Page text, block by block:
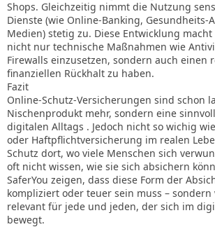
Shops. Gleichzeitig nimmt die Nutzung
Dienste (wie Online-Banking, Gesundheits-
Medien) stetig zu. Diese Entwicklung
nicht nur technische Maßnahmen wie
Firewalls einzusetzen, sondern auch einen
finanziellen Rückhalt zu haben.
Fazit
Online-Schutz-Versicherungen sind schon
Nischenprodukt mehr, sondern eine
digitalen Alltags . Jedoch nicht so wichig
oder Haftpflichtversicherung im realen
Schutz dort, wo viele Menschen sich
oft nicht wissen, wie sie sich absichern
SaferYou zeigen, dass diese Form der
kompliziert oder teuer sein muss – sondern
relevant für jede und jeden, der sich im
bewegt.